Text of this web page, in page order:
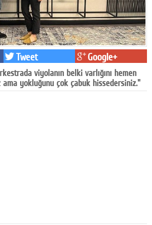
Tweet Google+
viyolanın belki varlığını hemen
yokluğunu çok çabuk hissedersiniz."